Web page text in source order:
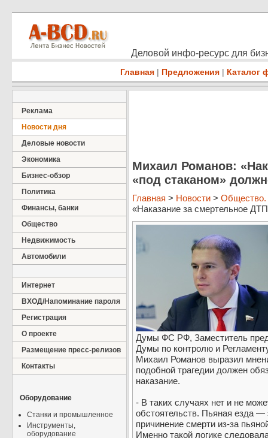
Деловой инфо-ресурс для
Главная | Предложения | Каталог
Реклама
Новости дня
Деловые новости
Экономика
Бизнес-обзор
Политика
Финансы, банки
Общество
Недвижимость
Автомобили
Интернет
ВХОД/Напоминание пароля
Регистрация
О проекте
Размещение пресс-релизов
Контакты
Оборудование
Станки и промышленное
Инструменты,
оборудование
Михаил Романов:
«под стаканом»
Главная > Новости > Общество.
«Наказание за смертельное
Думы ФС РФ, Заместитель
Думы по контролю и
Михаил Романов выразил
подобной трагедии должен
наказание.
- В таких случаях нет и не
обстоятельств. Пьяная езда
причинение смерти из-за
Именно такой логике